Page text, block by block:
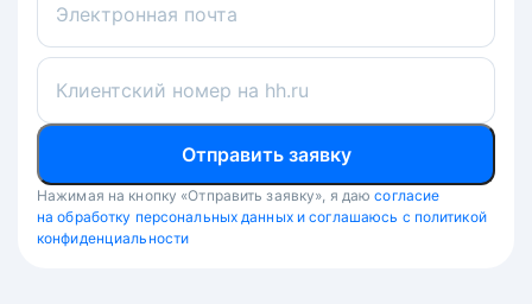
Электронная почта
Клиентский номер на hh.ru
Отправить заявку
Нажимая на кнопку «Отправить заявку», я даю согласие
на обработку персональных данных и соглашаюсь с политикой
конфиденциальности